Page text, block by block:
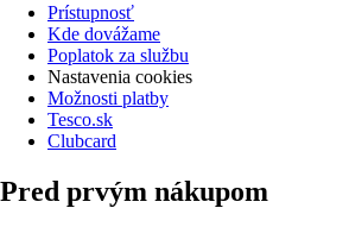
Prístupnosť
Kde dovážame
Poplatok za službu
Nastavenia cookies
Možnosti platby
Tesco.sk
Clubcard
Pred prvým nákupom